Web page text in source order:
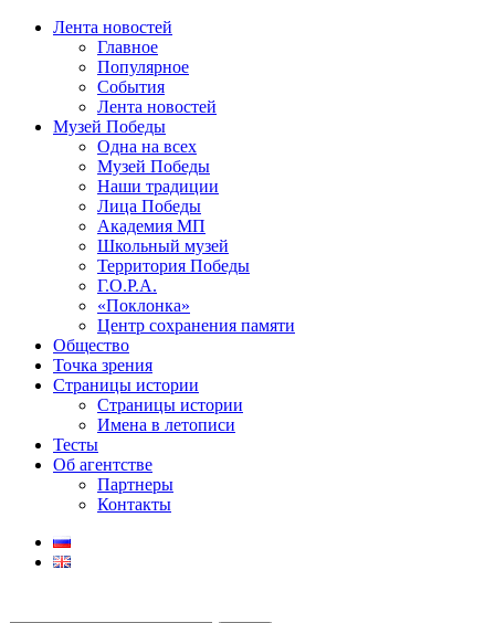
Лента новостей
Главное
Популярное
События
Лента новостей
Музей Победы
Одна на всех
Музей Победы
Наши традиции
Лица Победы
Академия МП
Школьный музей
Территория Победы
Г.О.Р.А.
«Поклонка»
Центр сохранения памяти
Общество
Точка зрения
Страницы истории
Страницы истории
Имена в летописи
Тесты
Об агентстве
Партнеры
Контакты